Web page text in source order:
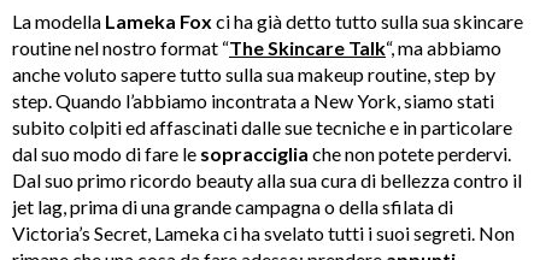
La modella Lameka Fox ci ha già detto tutto sulla sua skincare
routine nel nostro format “The Skincare Talk“, ma abbiamo
anche voluto sapere tutto sulla sua makeup routine, step by
step. Quando l’abbiamo incontrata a New York, siamo stati
subito colpiti ed affascinati dalle sue tecniche e in particolare
dal suo modo di fare le sopracciglia che non potete perdervi.
Dal suo primo ricordo beauty alla sua cura di bellezza contro il
jet lag, prima di una grande campagna o della sfilata di
Victoria’s Secret, Lameka ci ha svelato tutti i suoi segreti. Non